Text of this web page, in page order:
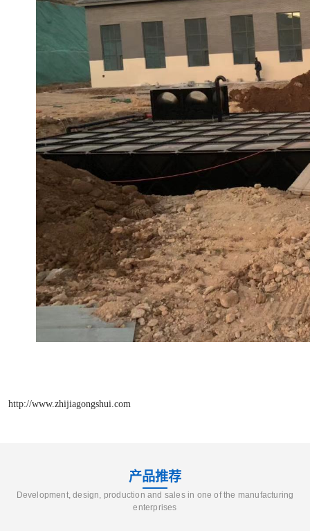
http://www.zhijiagongshui.com
产品推荐
Development, design, production and sales in one of the manufacturing
enterprises